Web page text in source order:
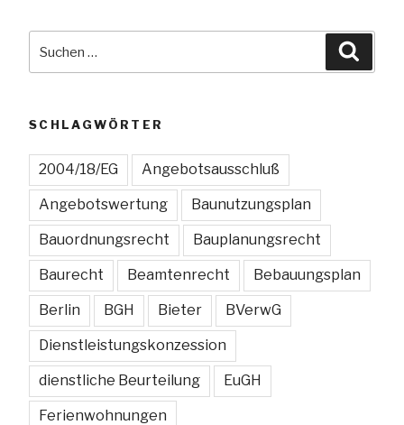
ist
zulässig“
nach:
SCHLAGWÖRTER
2004/18/EG Angebotsausschluß
Angebotswertung Baunutzungsplan
Bauordnungsrecht Bauplanungsrecht
Baurecht Beamtenrecht Bebauungsplan
Berlin BGH Bieter BVerwG
Dienstleistungskonzession
dienstliche Beurteilung EuGH
Ferienwohnungen